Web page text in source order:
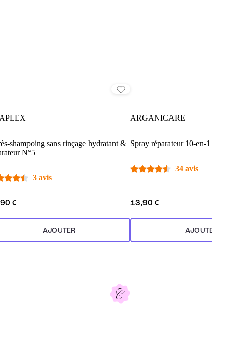
shampoing sans rinçage hydratant &
N°5
3 avis
€
AJOUTER
ARGANICARE
Spray réparateur 10-en-1
34 avis
13,90 €
AJOUTER